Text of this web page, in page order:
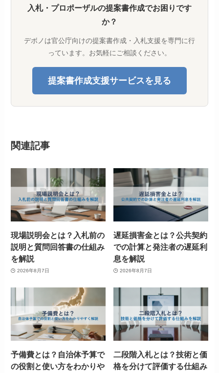
入札・プロポーザルの提案書作成でお困りです
か？
デボノは官公庁向けの提案書作成・入札支援を専門に行
っています。お気軽にご相談ください。
提案書作成支援サービスを見る
関連記事
現場説明会とは？入札前の
説明と質問回答書の仕組み
を解説
2026年8月7日
遅延損害金とは？公共契約
での計算と発注者の遅延利
息を解説
2026年8月7日
予備費とは？自治体予算で
の役割と使い方をわかりや
二段階入札とは？技術と価
格を分けて評価する仕組み